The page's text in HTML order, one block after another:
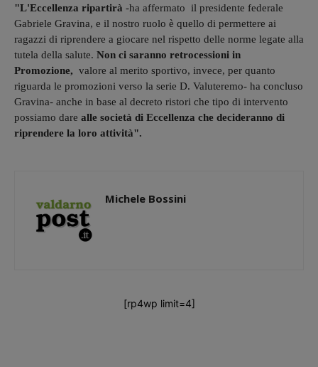
"L'Eccellenza ripartirà -ha affermato il presidente federale
Gabriele Gravina, e il nostro ruolo è quello di permettere ai
ragazzi di riprendere a giocare nel rispetto delle norme legate alla
tutela della salute. Non ci saranno retrocessioni in
Promozione, valore al merito sportivo, invece, per quanto
riguarda le promozioni verso la serie D. Valuteremo- ha concluso
Gravina- anche in base al decreto ristori che tipo di intervento
possiamo dare alle società di Eccellenza che decideranno di
riprendere la loro attività".
Michele Bossini
[rp4wp limit=4]